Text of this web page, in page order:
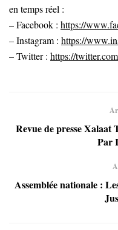
en temps réel :
– Facebook : https://
– Instagram : https://
– Twitter : https://
Revue de presse Xalaat
Par
Assemblée nationale :